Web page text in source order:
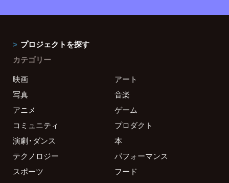
プロジェクトを探す
カテゴリー
映画
アート
写真
音楽
アニメ
ゲーム
コミュニティ
プロダクト
演劇・ダンス
本
テクノロジー
パフォーマンス
スポーツ
フード